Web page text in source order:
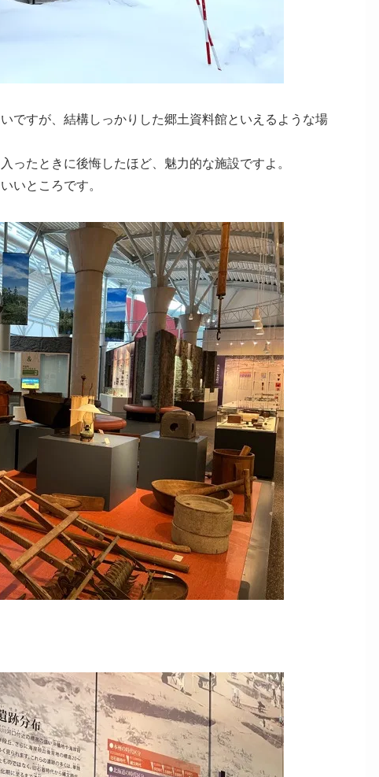
ですが、結構しっかりした郷土資料館といえるような場
ったときに後悔したほど、魅力的な施設ですよ。
いところです。